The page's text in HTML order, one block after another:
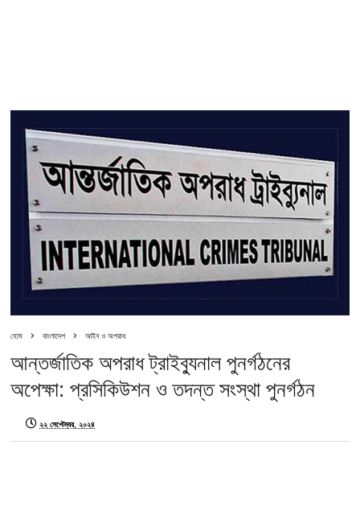
হোম বাংলাদেশ আইন ও অপরাধ
আন্তর্জাতিক অপরাধ ট্রাইব্যুনাল পুনর্গঠনের
অপেক্ষা: প্রসিকিউশন ও তদন্ত সংস্থা পুনর্গঠন
২২ সেপ্টেম্বর, ২০২৪